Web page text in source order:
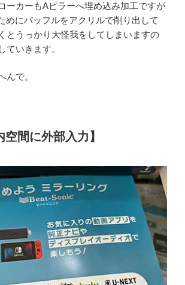
ーカーもAピラーへ埋め込み加工ですが
めにバッフルをアクリルで削り出して
とうっかり大怪我をしてしまいますの
ていきます。
んで。
空間に外部入力】